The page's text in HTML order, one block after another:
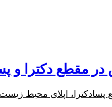
مقطع دکترا و
پسادکترا، اپلای محیط